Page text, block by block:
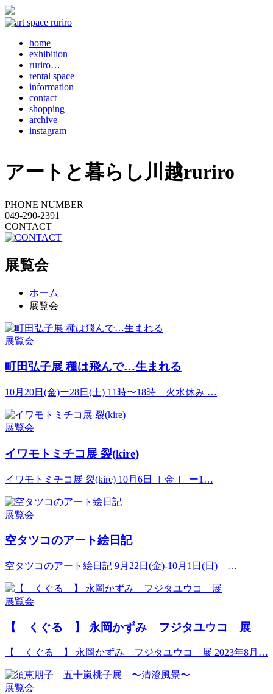
home
exhibition
ruriro…
rental space
information
contact
shopping
archive
instagram
アートと暮らし川越ruriro
PHONE NUMBER
049-290-2391
CONTACT
展覧会
ホーム
展覧会
展覧会
町田弘子展 種は飛んで…生まれる
10月20日(金)ー28日(土) 11時〜18時 火水休み …
展覧会
イワモトミチコ展 裂(kire)
イワモトミチコ展 裂(kire) 10月6日［ 金 ］ ー1…
展覧会
空タツコのアート絵日記
空タツコのアート絵日記 9月22日(金)-10月1日(日) …
展覧会
【 くぐる 】 永岡かずみ フジタユウコ 展
【 くぐる 】 永岡かずみ フジタユウコ 展 2023年8月…
展覧会